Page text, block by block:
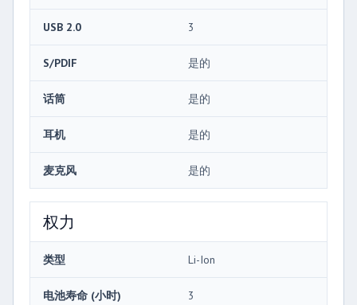
USB 2.0 3
S/PDIF 是的
话筒 是的
耳机 是的
麦克风 是的
权力
类型 Li-Ion
电池寿命 (小时) 3